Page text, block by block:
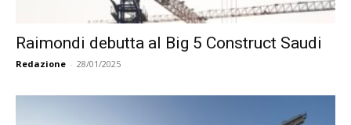
Raimondi debutta al Big 5 Construct Saudi
Redazione - 28/01/2025